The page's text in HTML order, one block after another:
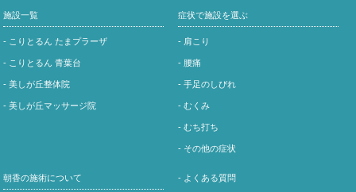
施設一覧
- こりとるん たまプラーザ
- こりとるん 青葉台
- 美しが丘整体院
- 美しが丘マッサージ院
症状で施設を選ぶ
- 肩こり
- 腰痛
- 手足のしびれ
- むくみ
- むち打ち
- その他の症状
朝香の施術について - よくある質問